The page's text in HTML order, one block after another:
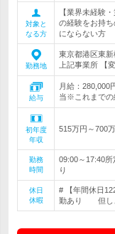
対象と
なる方
【業界未経験
の経験をお持
にならない方
勤務地
東京都港区東新
上記事業所 【
給与
月給：280,000
当※これまでの
初年度
年収
515万円～700
勤務
時間
09:00～17:40
り
休日
休暇
# 【年間休日
勤あり 但し